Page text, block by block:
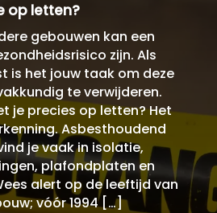
op letten?
gebouwen kan een
zijn. Als
is het jouw taak om deze
te verwijderen.
je precies op letten? Het
Asbesthoudend
je vaak in isolatie,
plafondplaten en
alert op de leeftijd van
vóór 1994 […]